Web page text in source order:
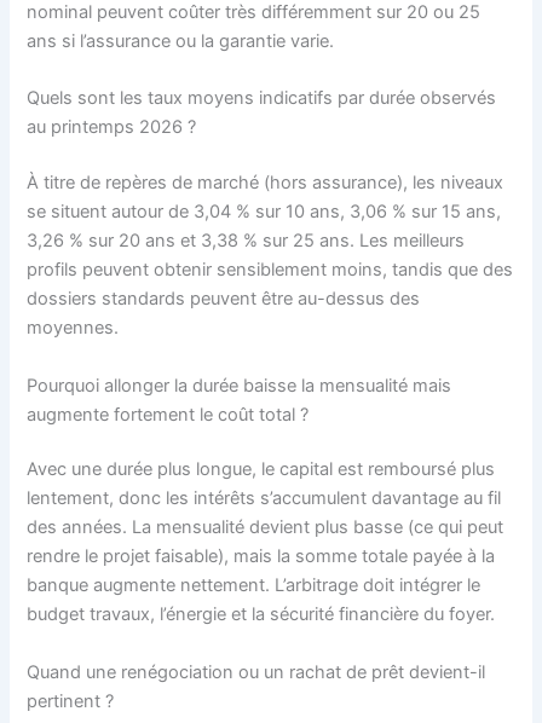
nominal peuvent coûter très différemment sur 20 ou 25
ans si l’assurance ou la garantie varie.
Quels sont les taux moyens indicatifs par durée observés
au printemps 2026 ?
À titre de repères de marché (hors assurance), les niveaux
se situent autour de 3,04 % sur 10 ans, 3,06 % sur 15 ans,
3,26 % sur 20 ans et 3,38 % sur 25 ans. Les meilleurs
profils peuvent obtenir sensiblement moins, tandis que des
dossiers standards peuvent être au-dessus des
moyennes.
Pourquoi allonger la durée baisse la mensualité mais
augmente fortement le coût total ?
Avec une durée plus longue, le capital est remboursé plus
lentement, donc les intérêts s’accumulent davantage au fil
des années. La mensualité devient plus basse (ce qui peut
rendre le projet faisable), mais la somme totale payée à la
banque augmente nettement. L’arbitrage doit intégrer le
budget travaux, l’énergie et la sécurité financière du foyer.
Quand une renégociation ou un rachat de prêt devient-il
pertinent ?